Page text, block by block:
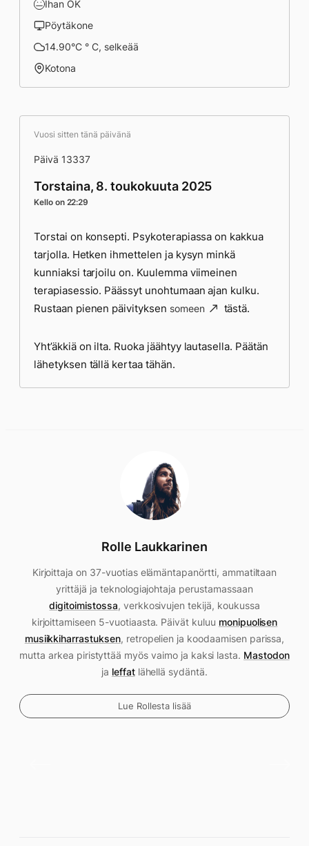
Ihan OK
Pöytäkone
14.90°C ° C, selkeää
Kotona
Vuosi sitten tänä päivänä
Päivä 13337
Torstaina, 8. toukokuuta 2025
Kello on 22:29
Torstai on konsepti. Psykoterapiassa on kakkua
tarjolla. Hetken ihmettelen ja kysyn minkä
kunniaksi tarjoilu on. Kuulemma viimeinen
terapiasessio. Päässyt unohtumaan ajan kulku.
Rustaan pienen päivityksen someen tästä.
Yht’äkkiä on ilta. Ruoka jäähtyy lautasella. Päätän
lähetyksen tällä kertaa tähän.
Rolle Laukkarinen
Kirjoittaja on 37-vuotias elämäntapanörtti, ammatiltaan
yrittäjä ja teknologiajohtaja perustamassaan
digitoimistossa, verkkosivujen tekijä, koukussa
kirjoittamiseen 5-vuotiaasta. Päivät kuluu monipuolisen
musiikkiharrastuksen, retropelien ja koodaamisen parissa,
mutta arkea piristyttää myös vaimo ja kaksi lasta. Mastodon
ja leffatlähellä sydäntä.
Lue Rollesta lisää